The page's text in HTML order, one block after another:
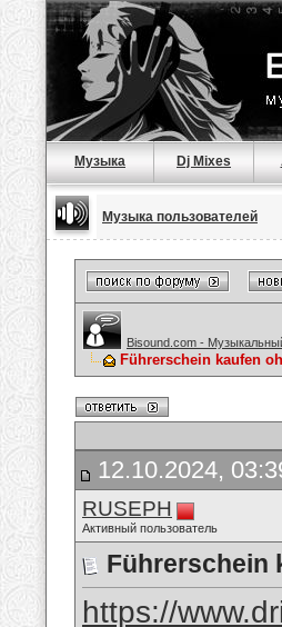
Музыка Dj Mixes
Музыка пользователей
Bisound.com -
Führerschein kaufen
12.10.2024,
RUSEPH
Активный пользователь
Führerschein
https://